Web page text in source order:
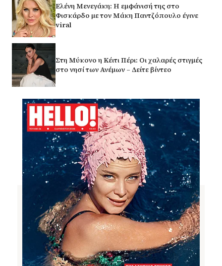
Ελένη Μενεγάκη: Η εμφάνισή της στο
Φισκάρδο με τον Μάκη Παντζόπουλο έγινε
viral
Στη Μύκονο η Κέιτι Πέρι: Οι χαλαρές στιγμές
στο νησί των Ανέμων – Δείτε βίντεο